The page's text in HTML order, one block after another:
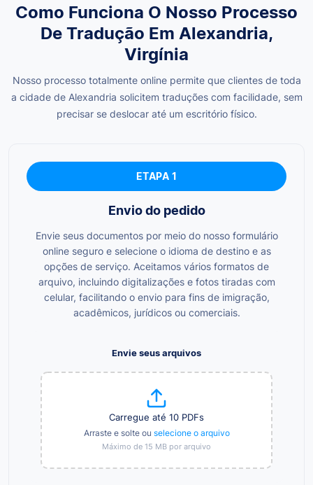
Como Funciona O Nosso Processo
De Tradução Em Alexandria,
Virgínia
Nosso processo totalmente online permite que clientes de toda
a cidade de Alexandria solicitem traduções com facilidade, sem
precisar se deslocar até um escritório físico.
ETAPA 1
Envio do pedido
Envie seus documentos por meio do nosso formulário
online seguro e selecione o idioma de destino e as
opções de serviço. Aceitamos vários formatos de
arquivo, incluindo digitalizações e fotos tiradas com
celular, facilitando o envio para fins de imigração,
acadêmicos, jurídicos ou comerciais.
Envie seus arquivos
Carregue até 10 PDFs
Arraste e solte ou selecione o arquivo
Máximo de 15 MB por arquivo